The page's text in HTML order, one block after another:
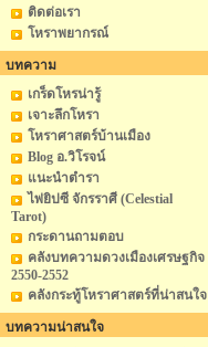
ติดต่อเรา
โหราพยากรณ์
บทความ
เกร็ดโหรน่ารู้
เจาะลึกโหรา
โหราศาสตร์บ้านเมือง
Blog อ.วิโรจน์
แนะนำตำรา
ไพ่ยิปซี จักรราศี (Celestial
Tarot)
กระดานถามตอบ
คลังบทความดวงเมืองเศรษฐกิจ
2550-2552
คลังกระทู้โหราศาสตร์ที่น่าสนใจ
บทความน่าสนใจ